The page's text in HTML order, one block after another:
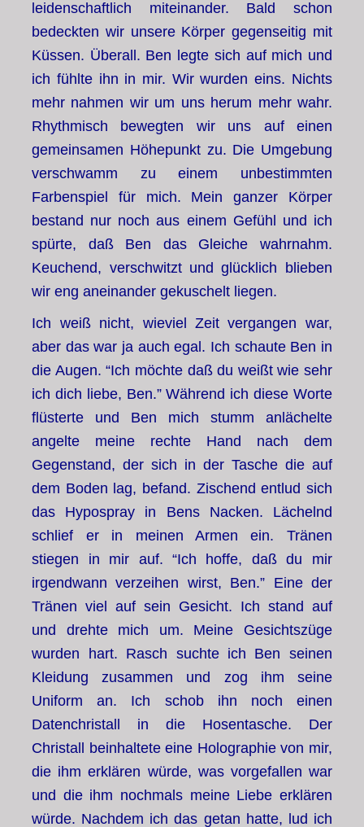
leidenschaftlich miteinander. Bald schon
bedeckten wir unsere Körper gegenseitig mit
Küssen. Überall. Ben legte sich auf mich und
ich fühlte ihn in mir. Wir wurden eins. Nichts
mehr nahmen wir um uns herum mehr wahr.
Rhythmisch bewegten wir uns auf einen
gemeinsamen Höhepunkt zu. Die Umgebung
verschwamm zu einem unbestimmten
Farbenspiel für mich. Mein ganzer Körper
bestand nur noch aus einem Gefühl und ich
spürte, daß Ben das Gleiche wahrnahm.
Keuchend, verschwitzt und glücklich blieben
wir eng aneinander gekuschelt liegen.
Ich weiß nicht, wieviel Zeit vergangen war,
aber das war ja auch egal. Ich schaute Ben in
die Augen. “Ich möchte daß du weißt wie sehr
ich dich liebe, Ben.” Während ich diese Worte
flüsterte und Ben mich stumm anlächelte
angelte meine rechte Hand nach dem
Gegenstand, der sich in der Tasche die auf
dem Boden lag, befand. Zischend entlud sich
das Hypospray in Bens Nacken. Lächelnd
schlief er in meinen Armen ein. Tränen
stiegen in mir auf. “Ich hoffe, daß du mir
irgendwann verzeihen wirst, Ben.” Eine der
Tränen viel auf sein Gesicht. Ich stand auf
und drehte mich um. Meine Gesichtszüge
wurden hart. Rasch suchte ich Ben seinen
Kleidung zusammen und zog ihm seine
Uniform an. Ich schob ihn noch einen
Datenchristall in die Hosentasche. Der
Christall beinhaltete eine Holographie von mir,
die ihm erklären würde, was vorgefallen war
und die ihm nochmals meine Liebe erklären
würde. Nachdem ich das getan hatte, lud ich